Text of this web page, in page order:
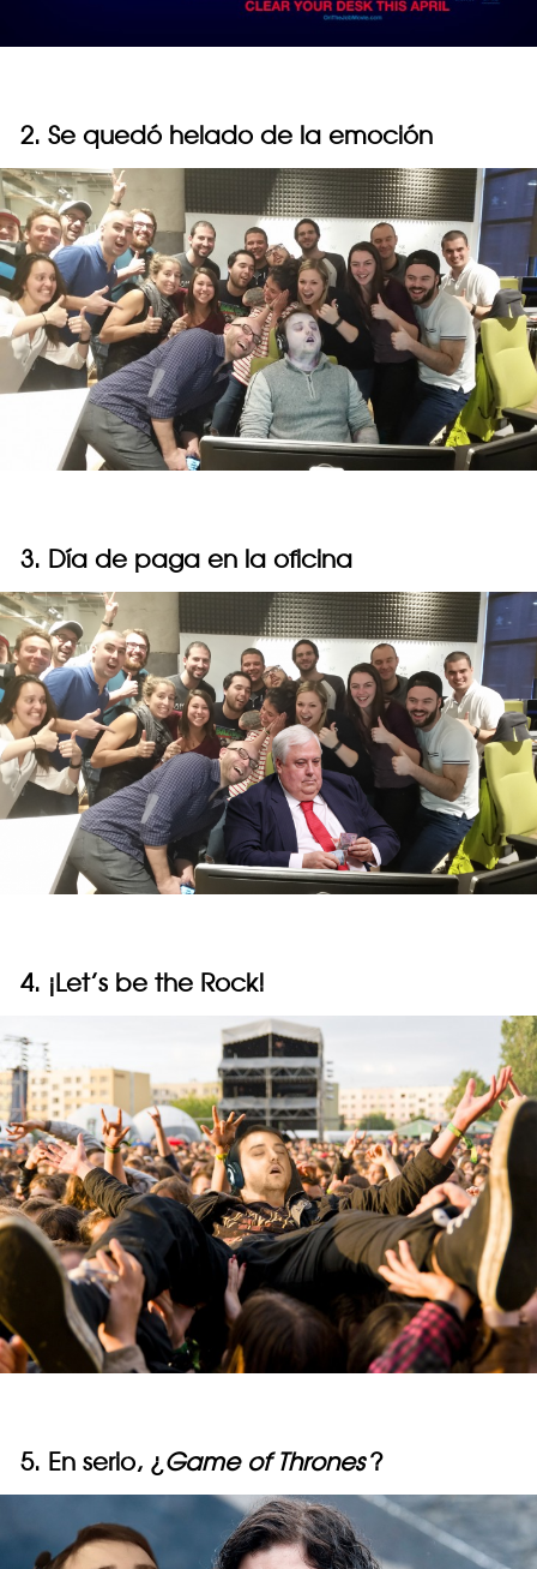
2. Se quedó helado de la emoción
3. Día de paga en la oficina
4. ¡Let’s be the Rock!
5. En serio, ¿ Game of Thrones ?